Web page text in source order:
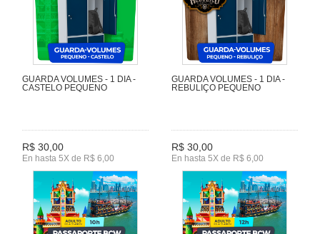
GUARDA VOLUMES - 1 DIA -
CASTELO PEQUENO
R$ 30,00
En hasta 5X de R$ 6,00
GUARDA VOLUMES - 1 DIA -
REBULIÇO PEQUENO
R$ 30,00
En hasta 5X de R$ 6,00